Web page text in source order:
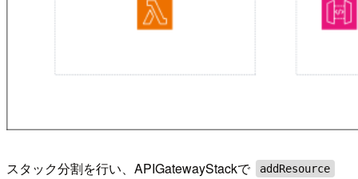
スタック分割を行い、APIGatewayStackで
addResource